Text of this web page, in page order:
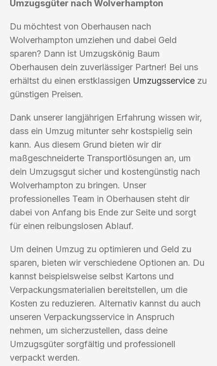
Umzugsgüter nach Wolverhampton
Du möchtest von Oberhausen nach
Wolverhampton umziehen und dabei Geld
sparen? Dann ist Umzugskönig Baum
Oberhausen dein zuverlässiger Partner! Bei uns
erhältst du einen erstklassigen Umzugsservice zu
günstigen Preisen.
Dank unserer langjährigen Erfahrung wissen wir,
dass ein Umzug mitunter sehr kostspielig sein
kann. Aus diesem Grund bieten wir dir
maßgeschneiderte Transportlösungen an, um
dein Umzugsgut sicher und kostengünstig nach
Wolverhampton zu bringen. Unser
professionelles Team in Oberhausen steht dir
dabei von Anfang bis Ende zur Seite und sorgt
für einen reibungslosen Ablauf.
Um deinen Umzug zu optimieren und Geld zu
sparen, bieten wir verschiedene Optionen an. Du
kannst beispielsweise selbst Kartons und
Verpackungsmaterialien bereitstellen, um die
Kosten zu reduzieren. Alternativ kannst du auch
unseren Verpackungsservice in Anspruch
nehmen, um sicherzustellen, dass deine
Umzugsgüter sorgfältig und professionell
verpackt werden.